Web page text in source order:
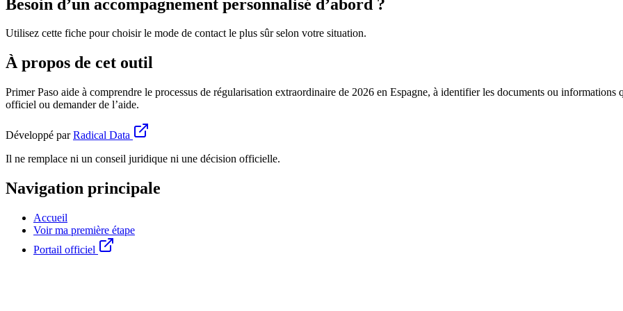
Besoin d’un accompagnement personnalisé d’abord ?
Utilisez cette fiche pour choisir le mode de contact le plus sûr selon votre situation.
À propos de cet outil
Primer Paso aide à comprendre le processus de régularisation extraordinaire de 2026 en Espagne, à identifier les documents ou
officiel ou demander de l’aide.
Développé parRadical Data
Il ne remplace ni un conseil juridique ni une décision officielle.
Navigation principale
Accueil
Voir ma première étape
Portail officiel